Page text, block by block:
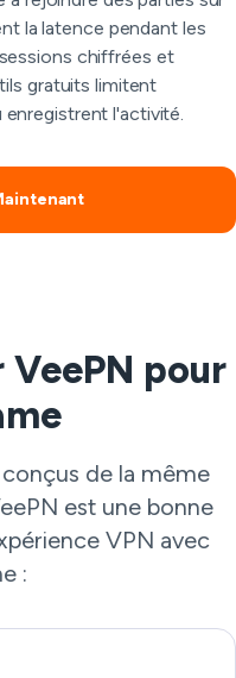
la latence pendant les
chiffrées et
gratuits limitent
enregistrent l'activité.
pour
de la même
est une bonne
VPN avec
: